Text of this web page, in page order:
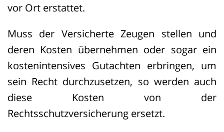
vor Ort erstattet.
Muss der Versicherte Zeugen stellen und
deren Kosten übernehmen oder sogar ein
kostenintensives Gutachten erbringen, um
sein Recht durchzusetzen, so werden auch
diese Kosten von der
Rechtsschutzversicherung ersetzt.